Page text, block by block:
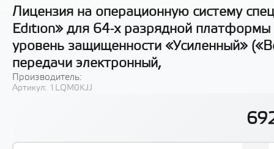
защищенности
РУСБ.10015-
электронный,
Лицензия на операционную систему
Edition» для 64-х разрядной платформы
уровень защищенности «Усиленный»
передачи электронный,
Производитель:
Артикул: 1LQM0KJJ